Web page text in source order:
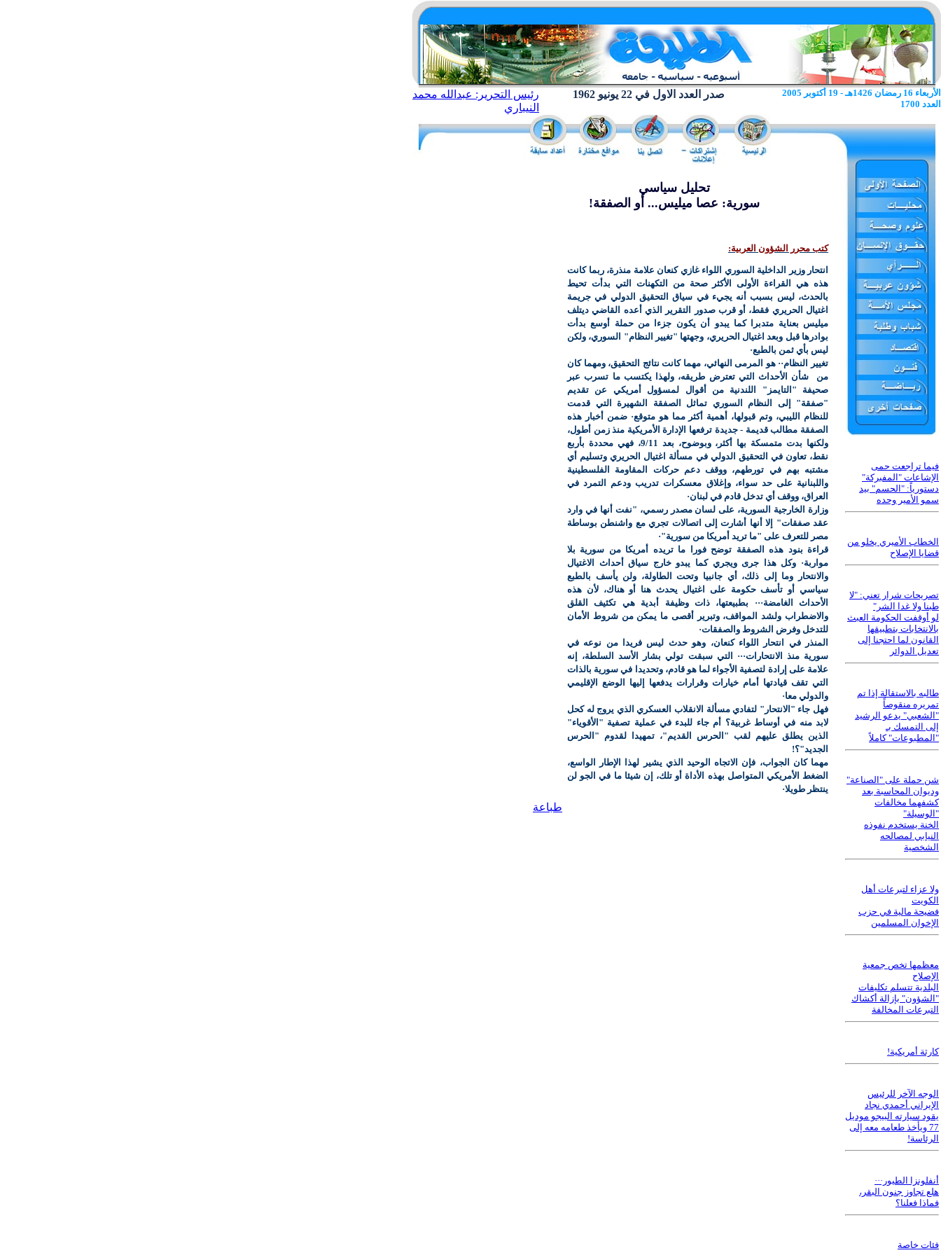
رئيس التحرير: عبدالله محمد
النيباري
صدر العدد الاول في 22 يونيو 1962
الأربعاء 16 رمضان 1426هـ - 19 أكتوبر 2005
العدد 1700
تحليل سياسي
سورية: عصا ميليس... أو الصفقة!
كتب محرر الشؤون العربية:
انتحار وزير الداخلية السوري اللواء غازي كنعان علامة منذرة، ربما كانت
هذه هي القراءة الأولى الأكثر صحة من التكهنات التي بدأت تحيط
بالحدث، ليس بسبب أنه يجيء في سياق التحقيق الدولي في جريمة
اغتيال الحريري فقط، أو قرب صدور التقرير الذي أعده القاضي ديتلف
ميليس بعناية متدبرا كما يبدو أن يكون جزءا من حملة أوسع بدأت
بوادرها قبل وبعد اغتيال الحريري، وجهتها "تغيير النظام" السوري، ولكن
ليس بأي ثمن بالطبع·
تغيير النظام·· هو المرمى النهائي، مهما كانت نتائج التحقيق، ومهما كان
من
شأن الأحداث التي تعترض طريقه، ولهذا يكتسب ما تسرب عبر
صحيفة "التايمز" اللندنية من أقوال لمسؤول أمريكي عن تقديم
"صفقة" إلى النظام السوري تماثل الصفقة الشهيرة التي قدمت
للنظام الليبي، وتم قبولها، أهمية أكثر مما هو متوقع· ضمن أخبار هذه
الصفقة مطالب قديمة - جديدة ترفعها الإدارة الأمريكية منذ زمن أطول،
ولكنها بدت متمسكة بها أكثر، وبوضوح، بعد 9/11، فهي محددة بأربع
نقط، تعاون في التحقيق الدولي في مسألة اغتيال الحريري وتسليم أي
مشتبه بهم في تورطهم، ووقف دعم حركات المقاومة الفلسطينية
واللبنانية على حد سواء، وإغلاق معسكرات تدريب ودعم التمرد في
العراق، ووقف أي تدخل قادم في لبنان·
وزارة الخارجية السورية، على لسان مصدر رسمي، "نفت أنها في وارد
عقد صفقات" إلا أنها أشارت إلى اتصالات تجري مع واشنطن بوساطة
مصر للتعرف على "ما تريد أمريكا من سورية"·
قراءة بنود هذه الصفقة توضح فورا ما تريده أمريكا من سورية بلا
مواربة· وكل هذا جرى ويجري كما يبدو خارج سياق أحداث الاغتيال
والانتحار وما إلى ذلك، أي جانبيا وتحت الطاولة، ولن يأسف بالطبع
سياسي أو تأسف حكومة على اغتيال يحدث هنا أو هناك، لأن هذه
الأحداث الغامضة··· بطبيعتها، ذات وظيفة أبدية هي تكثيف القلق
والاضطراب ولشد المواقف، وتبرير أقصى ما يمكن من شروط الأمان
للتدخل وفرض الشروط والصفقات·
المنذر في انتحار اللواء كنعان، وهو حدث ليس فريدا من نوعه في
سورية منذ الانتحارات··· التي سبقت تولي بشار الأسد السلطة، إنه
علامة على إرادة لتصفية الأجواء لما هو قادم، وتحديدا في سورية بالذات
التي تقف قيادتها أمام خيارات وقرارات يدفعها إليها الوضع الإقليمي
والدولي معا·
فهل جاء "الانتحار" لتفادي مسألة الانقلاب العسكري الذي يروج له كحل
لابد منه في أوساط غربية؟ أم جاء للبدء في عملية تصفية "الأقوياء"
الذين يطلق عليهم لقب "الحرس القديم"، تمهيدا لقدوم "الحرس
الجديد"؟!
مهما كان الجواب، فإن الاتجاه الوحيد الذي يشير لهذا الإطار الواسع،
الضغط الأمريكي المتواصل بهذه الأداة أو تلك، إن شيئا ما في الجو لن
ينتظر طويلا·
طباعة
فيما تراجعت حمى
الإشاعات "المفبركة"
دستورياً: "الحسم" بيد
سمو الأمير وحده
الخطاب الأميري يخلو من
قضايا الإصلاح
تصريحات شرار تعني: "لا
طبنا ولا غدا الشر"
لو أوقفت الحكومة العبث
بالانتخابات بتطبيقها
القانون لما احتجنا إلى
تعديل الدوائر
طالبه بالاستقالة إذا تم
تمريره منقوصاً
"الشعبي" يدعو الرشيد
إلى التمسك بـ
"المطبوعات" كاملاً
شن حملة على "الصناعة"
وديوان المحاسبة بعد
كشفهما مخالفات
"الوسيلة"
الخنة يستخدم نفوذه
النيابي لمصالحه
الشخصية
ولا عزاء لتبرعات أهل
الكويت
فضيحة مالية في حزب
الإخوان المسلمين
معظمها تخص جمعية
الإصلاح
البلدية تتسلم تكليفات
"الشؤون" بإزالة أكشاك
التبرعات المخالفة
كارثة أمريكية!
الوجه الآخر للرئيس
الإيراني أحمدي نجاد
يقود سيارته البيجو موديل
77 ويأخذ طعامه معه إلى
الرئاسة!
أنفلونزا الطيور···
هلع تجاوز جنون البقر،
فماذا فعلنا؟
فئات خاصة